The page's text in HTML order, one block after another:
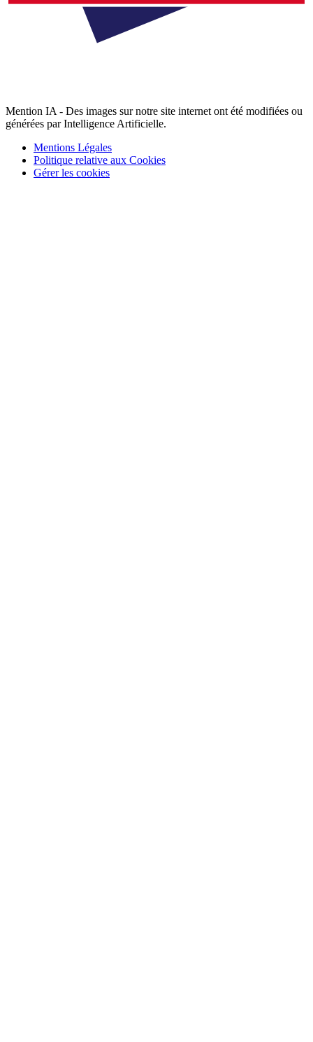
Mention IA - Des images sur notre site internet ont été modifiées ou
générées par Intelligence Artificielle.
Mentions Légales
Politique relative aux Cookies
Gérer les cookies